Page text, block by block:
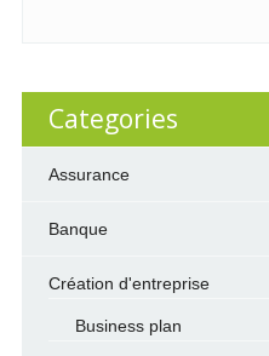
Categories
Assurance
Banque
Création d'entreprise
Business plan